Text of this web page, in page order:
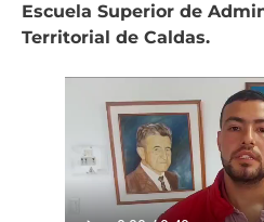
Escuela Superior de
Territorial de Caldas.